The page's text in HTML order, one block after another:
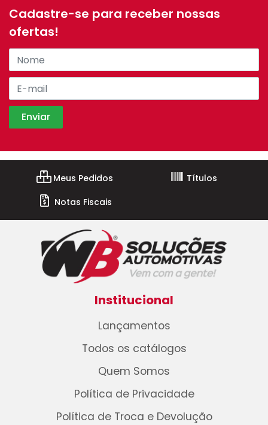
Cadastre-se para receber nossas
ofertas!
Meus Pedidos
Títulos
Notas Fiscais
Institucional
Lançamentos
Todos os catálogos
Quem Somos
Política de Privacidade
Política de Troca e Devolução